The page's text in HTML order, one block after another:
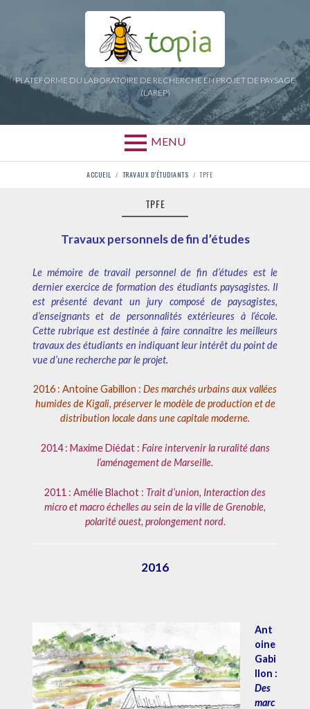
PLATEFORME DU LABORATOIRE DE RECHERCHE EN PROJET DE PAYSAGE
(LAREP)
MENU
ACCUEIL TRAVAUX D’ÉTUDIANTS TPFE
TPFE
Travaux personnels de fin d’études
Le mémoire de travail personnel de fin d’études est le
dernier exercice de formation des étudiants paysagistes. Il
est présenté devant un jury composé de paysagistes,
d’enseignants et de personnalités extérieures à l’école.
Cette rubrique est destinée à faire connaître les meilleurs
travaux des étudiants en indiquant leur intérêt du point de
vue d’une recherche par le projet.
2016 : Antoine Gabillon : Des marchés urbains aux vallées
humides de Kigali, préserver le modèle de production et de
distribution locale dans une capitale moderne.
2014 : Maxime Diédat : Faire intervenir la ruralité dans
l’aménagement de Marseille.
2011 : Amélie Blachot : Trait d’union, Interaction des
micro et macro échelles au sein de la ville de Grenoble,
polarité ouest, prolongement nord.
2016
Ant
oine
Gabi
llon :
Des
marc